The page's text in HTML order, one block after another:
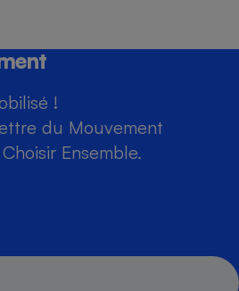
!
du Mouvement
Ensemble.